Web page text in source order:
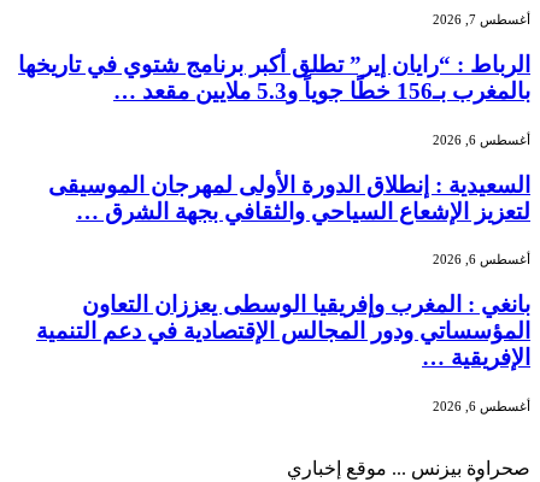
أغسطس 7, 2026
الرباط : “رايان إير” تطلق أكبر برنامج شتوي في تاريخها
بالمغرب بـ156 خطًا جوياً و5.3 ملايين مقعد …
أغسطس 6, 2026
السعيدية : إنطلاق الدورة الأولى لمهرجان الموسيقى
لتعزيز الإشعاع السياحي والثقافي بجهة الشرق …
أغسطس 6, 2026
بانغي : المغرب وإفريقيا الوسطى يعززان التعاون
المؤسساتي ودور المجالس الإقتصادية في دعم التنمية
الإفريقية …
أغسطس 6, 2026
صحراوة بيزنس ... موقع إخباري